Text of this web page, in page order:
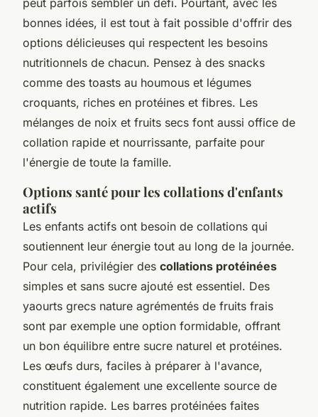
peut parfois sembler un défi. Pourtant, avec les
bonnes idées, il est tout à fait possible d'offrir des
options délicieuses qui respectent les besoins
nutritionnels de chacun. Pensez à des snacks
comme des toasts au houmous et légumes
croquants, riches en protéines et fibres. Les
mélanges de noix et fruits secs font aussi office de
collation rapide et nourrissante, parfaite pour
l'énergie de toute la famille.
Options santé pour les collations d'enfants
actifs
Les enfants actifs ont besoin de collations qui
soutiennent leur énergie tout au long de la journée.
Pour cela, privilégier des collations protéinées
simples et sans sucre ajouté est essentiel. Des
yaourts grecs nature agrémentés de fruits frais
sont par exemple une option formidable, offrant
un bon équilibre entre sucre naturel et protéines.
Les œufs durs, faciles à préparer à l'avance,
constituent également une excellente source de
nutrition rapide. Les barres protéinées faites